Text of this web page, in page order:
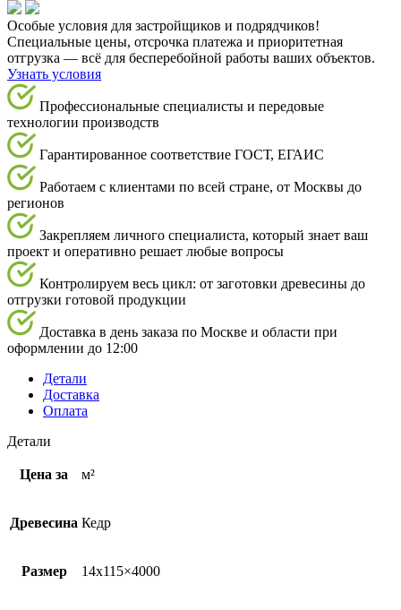
Особые условия для застройщиков и подрядчиков!
Специальные цены, отсрочка платежа и приоритетная
отгрузка — всё для бесперебойной работы ваших объектов.
Узнать условия
Профессиональные специалисты и передовые
технологии производств
Гарантированное соответствие ГОСТ, ЕГАИС
Работаем с клиентами по всей стране, от Москвы до
регионов
Закрепляем личного специалиста, который знает ваш
проект и оперативно решает любые вопросы
Контролируем весь цикл: от заготовки древесины до
отгрузки готовой продукции
Доставка в день заказа по Москве и области при
оформлении до 12:00
Детали
Доставка
Оплата
Детали
Цена за м²
Древесина Кедр
Размер 14х115×4000